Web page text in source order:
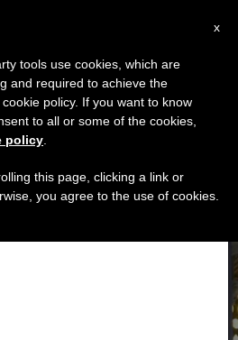
‘guerra
×
de agosto haremos la pausa
en el periodo de verano
y también el
x
tools use cookies, which are
and required to achieve the
policy. If you want to know
to all or some of the cookies,
policy
this page, clicking a link or
you agree to the use of cookies.